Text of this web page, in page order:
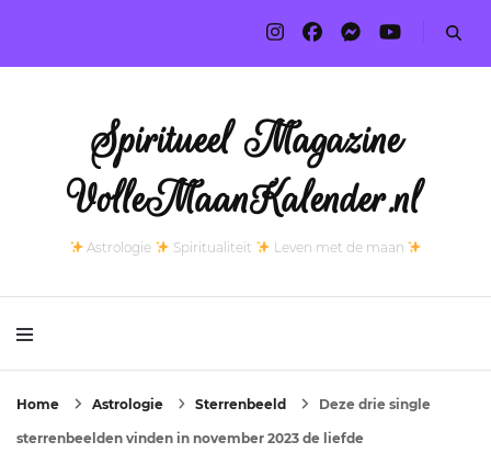
Spiritueel Magazine
VolleMaanKalender.nl
Astrologie Spiritualiteit Leven met de maan
Home Astrologie Sterrenbeeld Deze drie single
sterrenbeelden vinden in november 2023 de liefde